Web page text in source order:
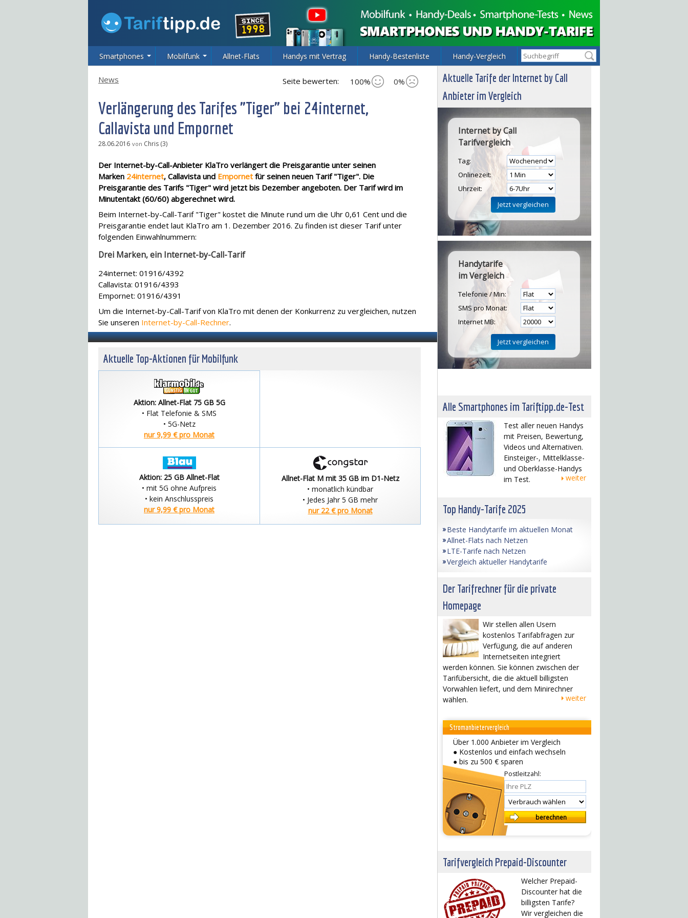
Smartphones Mobilfunk Allnet-Flats Handys mit Vertrag Handy-Bestenliste Handy-Vergleich
Seite bewerten: 100% 0%
News
Verlängerung des Tarifes "Tiger" bei 24internet,
Callavista und Empornet
28.06.2016 von Chris (3)
Der Internet-by-Call-Anbieter KlaTro verlängert die Preisgarantie unter seinen
Marken 24internet, Callavista und Empornet für seinen neuen Tarif "Tiger". Die
Preisgarantie des Tarifs "Tiger" wird jetzt bis Dezember angeboten. Der Tarif wird im
Minutentakt (60/60) abgerechnet wird.
Beim Internet-by-Call-Tarif "Tiger" kostet die Minute rund um die Uhr 0,61 Cent und die
Preisgarantie endet laut KlaTro am 1. Dezember 2016. Zu finden ist dieser Tarif unter
folgenden Einwahlnummern:
Drei Marken, ein Internet-by-Call-Tarif
24internet: 01916/4392
Callavista: 01916/4393
Empornet: 01916/4391
Um die Internet-by-Call-Tarif von KlaTro mit denen der Konkurrenz zu vergleichen, nutzen
Sie unseren Internet-by-Call-Rechner.
Aktuelle Top-Aktionen für Mobilfunk
Aktion: Allnet-Flat 75 GB 5G
• Flat Telefonie & SMS
• 5G-Netz
nur 9,99 € pro Monat
Aktion: 25 GB Allnet-Flat
• mit 5G ohne Aufpreis
• kein Anschlusspreis
nur 9,99 € pro Monat
Allnet-Flat M mit 35 GB im D1-Netz
• monatlich kündbar
• Jedes Jahr 5 GB mehr
nur 22 € pro Monat
Aktuelle Tarife der Internet by Call
Anbieter im Vergleich
Internet by Call
Tarifvergleich
Tag:
Onlinezeit:
Uhrzeit:
Handytarife
im Vergleich
Telefonie / Min:
SMS pro Monat:
Internet MB:
Alle Smartphones im Tariftipp.de-Test
Test aller neuen Handys
mit Preisen, Bewertung,
Videos und Alternativen.
Einsteiger-, Mittelklasse-
und Oberklasse-Handys
im Test.
weiter
Top Handy-Tarife 2025
Beste Handytarife im aktuellen Monat
Allnet-Flats nach Netzen
LTE-Tarife nach Netzen
Vergleich aktueller Handytarife
Der Tarifrechner für die private
Homepage
Wir stellen allen Usern
kostenlos Tarifabfragen zur
Verfügung, die auf anderen
Internetseiten integriert
werden können. Sie können zwischen der
Tarifübersicht, die die aktuell billigsten
Vorwahlen liefert, und dem Minirechner
wählen.
weiter
Stromanbietervergleich
Über 1.000 Anbieter im Vergleich
● Kostenlos und einfach wechseln
● bis zu 500 € sparen
Postleitzahl:
Tarifvergleich Prepaid-Discounter
Welcher Prepaid-
Discounter hat die
billigsten Tarife?
Wir vergleichen die